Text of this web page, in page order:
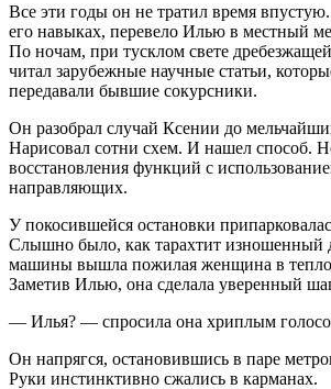
Все эти годы он не тратил время
его навыках, перевело Илью в местный
По ночам, при тусклом свете
читал зарубежные научные статьи,
передавали бывшие сокурсники.
Он разобрал случай Ксении до
Нарисовал сотни схем. И нашел способ.
восстановления функций с
направляющих.
У покосившейся остановки
Слышно было, как тарахтит изношенный
машины вышла пожилая женщина в
Заметив Илью, она сделала уверенный
— Илья? — спросила она хриплым
Он напрягся, остановившись в паре
Руки инстинктивно сжались в карманах.